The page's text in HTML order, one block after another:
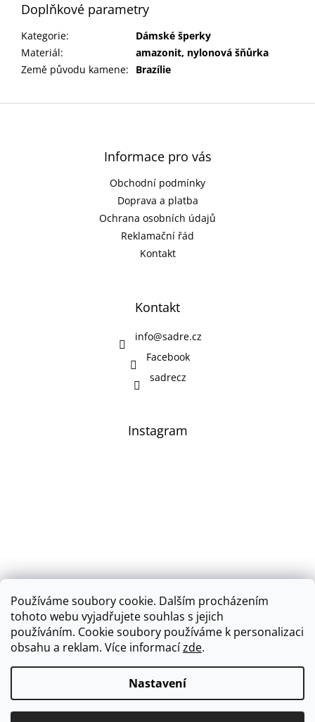
Používáme soubory cookie. Dalším procházením
tohoto webu vyjadřujete souhlas s jejich
používáním. Cookie soubory používáme k personalizaci
obsahu a reklam. Více informacízde.
Nastavení
Doplňkové parametry
Kategorie:
Dámské šperky
Materiál:
amazonit, nylonová šňůrka
Země původu kamene: Brazílie
Z
Informace pro vás
Obchodní podmínky
Doprava a platba
Ochrana osobních údajů
Reklamační řád
Kontakt
Kontakt
info@sadre.cz
Facebook
sadrecz
Instagram
Sledovat na Instagramu
Copyright 2026SADRÉ. Všechna práva vyhrazena.Upravit